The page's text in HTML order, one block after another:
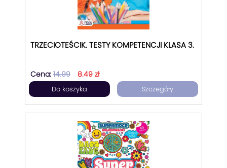
TRZECIOTEŚCIK. TESTY KOMPETENCJI KLASA 3.
Cena: 14.99 8.49 zł
Do koszyka Szczegóły